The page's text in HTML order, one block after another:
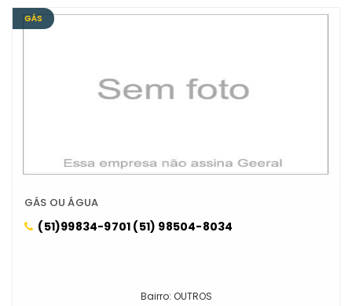
GÁS
GÁS OU ÁGUA
(51)99834-9701 (51) 98504-8034
Bairro: OUTROS